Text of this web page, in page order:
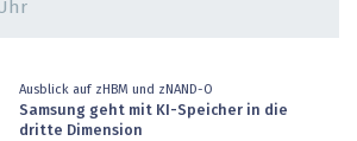
Ausblick auf zHBM und zNAND-O
Samsung geht mit KI-Speicher in die
dritte Dimension